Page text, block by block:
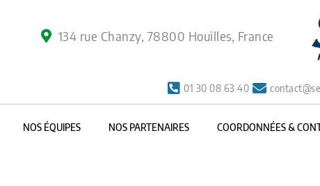
134 rue Chanzy, 78800 Houilles, France
01 30 08 63 40
NOS ÉQUIPES NOS PARTENAIRES COORDONNÉES &